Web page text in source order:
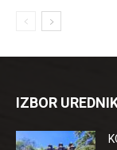
IZBOR